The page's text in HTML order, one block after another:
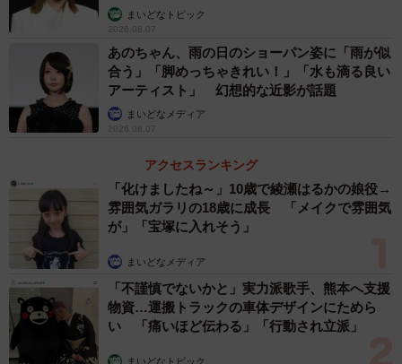
持ちに添って、修正を加えながら統一基準を元に対応して
いるという。
家族や後見人から依頼があれば、電話での注文受付の完了
後に、家族に購入の意思確認の連絡をしたり、電話の入口
時点で注文を断る対応をしたりするという。「ご家族様と
の話し合いを踏まえて対応方針を決定しています。可能な
範囲で柔軟に対応しております」とする。
また、購入者の不便や不明点を解消するとともに、サービ
ス・応対品質向上を目的として、SNSアカウントを開設。
Xでは「【公式】ジャパネットたかたお客様サポート」とい
うアカウントで自社に関する投稿をチェックしており、今
回の対応に繋がったという。
まいどなトピック
2026.08.07
あのちゃん、雨の日のショーパン姿に「雨が似
合う」「脚めっちゃきれい！」「水も滴る良い
アーティスト」 幻想的な近影が話題
まいどなメディア
2026.08.07
アクセスランキング
「化けましたね～」10歳で綾瀬はるかの娘役→
雰囲気ガラリの18歳に成長 「メイクで雰囲気
が」「宝塚に入れそう」
まいどなメディア
「不謹慎でないかと」実力派歌手、熊本へ支援
物資…運搬トラックの車体デザインにためら
い 「痛いほど伝わる」「行動され立派」
まいどなトピック